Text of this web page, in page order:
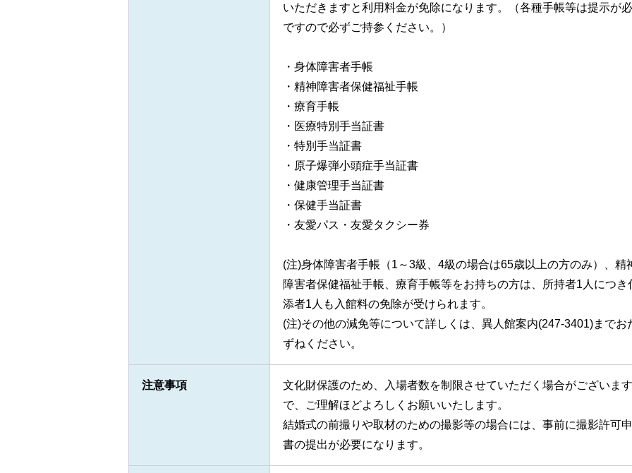
いただきますと利用料金が免除になります。（各種手帳等は提示が
ですので必ずご持参ください。）
・身体障害者手帳
・精神障害者保健福祉手帳
・療育手帳
・医療特別手当証書
・特別手当証書
・原子爆弾小頭症手当証書
・健康管理手当証書
・保健手当証書
・友愛パス・友愛タクシー券
(注)身体障害者手帳（1～3級、4級の場合は65歳以上の方のみ）、精
障害者保健福祉手帳、療育手帳等をお持ちの方は、所持者1人につき
添者1人も入館料の免除が受けられます。
(注)その他の減免等について詳しくは、異人館案内(247-3401)までお
ずねください。
注意事項
文化財保護のため、入場者数を制限させていただく場合がございま
で、ご理解ほどよろしくお願いいたします。
結婚式の前撮りや取材のための撮影等の場合には、事前に撮影許可
書の提出が必要になります。